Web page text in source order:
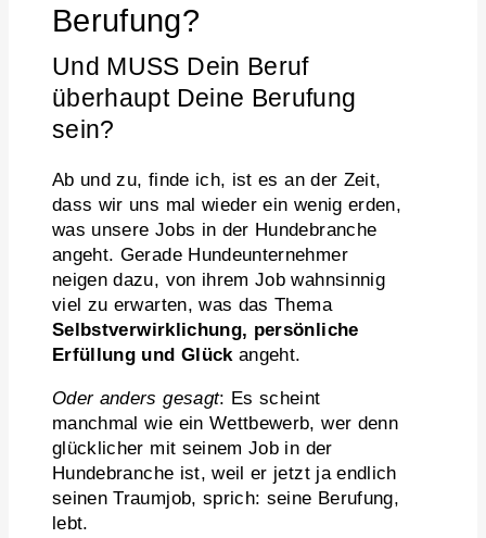
Berufung?
Und MUSS Dein Beruf
überhaupt Deine Berufung
sein?
Ab und zu, finde ich, ist es an der Zeit,
dass wir uns mal wieder ein wenig erden,
was unsere Jobs in der Hundebranche
angeht. Gerade Hundeunternehmer
neigen dazu, von ihrem Job wahnsinnig
viel zu erwarten, was das Thema
Selbstverwirklichung, persönliche
Erfüllung und Glückangeht.
Oder anders gesagt: Es scheint
manchmal wie ein Wettbewerb, wer denn
glücklicher mit seinem Job in der
Hundebranche ist, weil er jetzt ja endlich
seinen Traumjob, sprich: seine Berufung,
lebt.